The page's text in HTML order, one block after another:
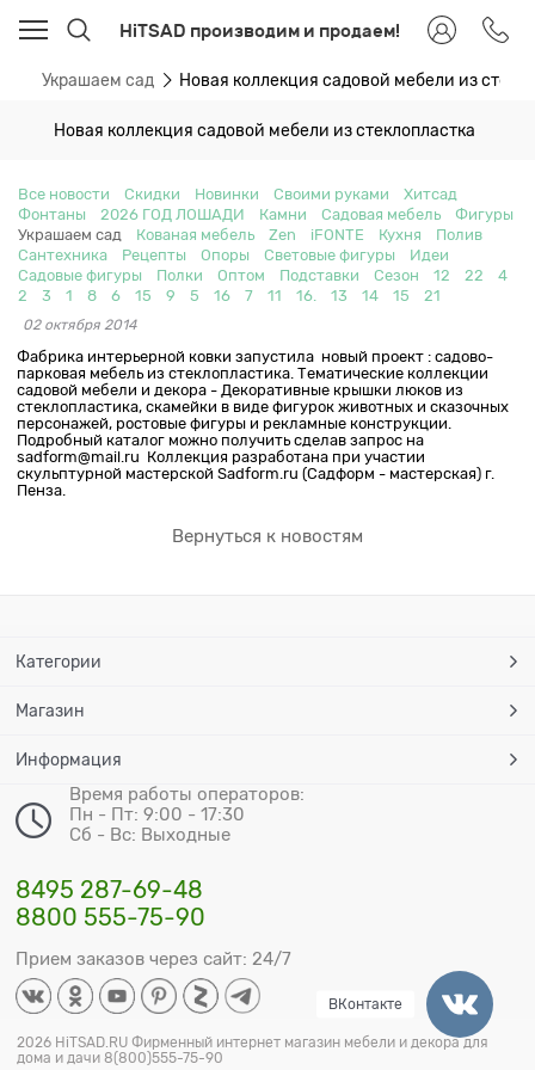
HiTSAD производим и продаем!
Украшаем сад Новая коллекция садовой мебели из
Новая коллекция садовой мебели из стеклопластка
Все новости Скидки Новинки Своими руками
Хитсад
Фонтаны
2026 ГОД ЛОШАДИ Камни Садовая мебель
Фигуры
Украшаем сад
Кованая мебель Zen iFONTE Кухня
Полив
Сантехника
Рецепты Опоры Световые фигуры
Идеи
Садовые фигуры
Полки Оптом Подставки Сезон 12 22
4
2
3 1 8 6 15 9 5 16 7 11 16. 13 14 15 21
02 октября 2014
Фабрика интерьерной ковки запустила новый проект : садово-
парковая мебель из стеклопластика. Тематические коллекции
садовой мебели и декора - Декоративные крышки люков из
стеклопластика, скамейки в виде фигурок животных и сказочных
персонажей, ростовые фигуры и рекламные конструкции.
Подробный каталог можно получить сделав запрос на
sadform@mail.ru Коллекция разработана при участии
скульптурной мастерской Sadform.ru (Садформ - мастерская) г.
Пенза.
Вернуться к новостям
Категории
Магазин
Информация
Время работы операторов:
Пн - Пт: 9:00 - 17:30
Сб - Вс: Выходные
8495 287-69-48
8800 555-75-90
Прием заказов через сайт: 24/7
2026 HiTSAD.RU Фирменный интернет магазин мебели и декора для
дома и дачи 8(800)555-75-90
ВКонтакте